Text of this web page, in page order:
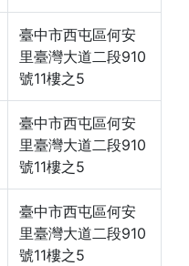
臺中市西屯區何安
里臺灣大道二段910
號11樓之5
臺中市西屯區何安
里臺灣大道二段910
號11樓之5
臺中市西屯區何安
里臺灣大道二段910
號11樓之5